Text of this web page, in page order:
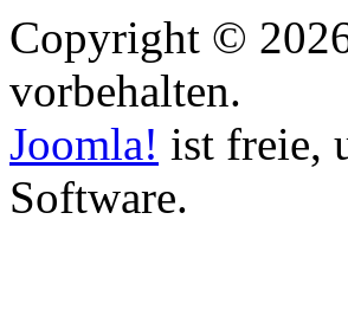
Copyright ©
vorbehalten.
Joomla! ist freie,
Software.